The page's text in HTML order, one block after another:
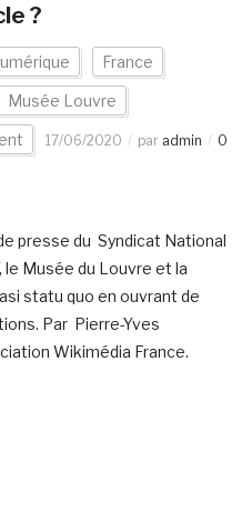
?
France
Musée Louvre
17/06/2020 par admin
0
presse du Syndicat National
le Musée du Louvre et la
statu quo en ouvrant de
Par Pierre-Yves
Wikimédia France.